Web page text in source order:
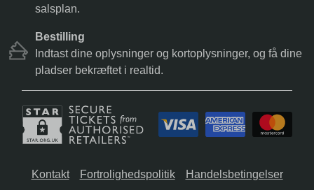
salsplan.
Bestilling
Indtast dine oplysninger og kortoplysninger, og få dine
pladser bekræftet i realtid.
Kontakt Fortrolighedspolitik Handelsbetingelser